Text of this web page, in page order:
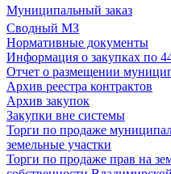
Муниципальный заказ
Сводный МЗ
Нормативные документы
Информация о закупках по
Отчет о размещении
Архив реестра контрактов
Архив закупок
Закупки вне системы
Торги по продаже
земельные участки
Торги по продаже прав на